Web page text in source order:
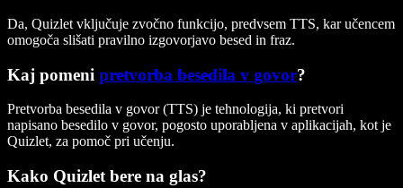
Da, Quizlet vključuje zvočno funkcijo, predvsem TTS, kar učencem
omogoča slišati pravilno izgovorjavo besed in fraz.
Kaj pomeni pretvorba besedila v govor?
Pretvorba besedila v govor (TTS) je tehnologija, ki pretvori
napisano besedilo v govor, pogosto uporabljena v aplikacijah, kot je
Quizlet, za pomoč pri učenju.
Kako Quizlet bere na glas?